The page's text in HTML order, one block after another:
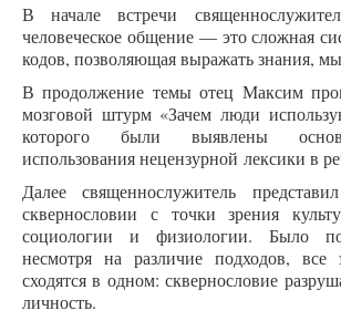
В начале встречи
человеческое общение — это сложная
кодов, позволяющая выражать знания,
В продолжение темы отец Максим
мозговой штурм «Зачем люди
которого были выявлены
использования нецензурной лексики в
Далее священнослужитель
сквернословии с точки зрения
социологии и физиологии. Было
несмотря на различие подходов,
сходятся в одном: сквернословие
личность.